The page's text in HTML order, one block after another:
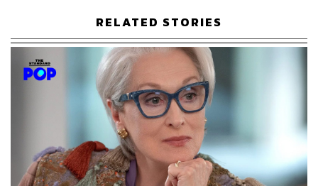
มา โครงสร้างฟองน้ำและตาข่ายต่างๆ แต่ละแบรนด์มีการ
เฉพาะ ซึ่งเจ้าแรกที่ผลิตพัฟฟ์คุชชันออกมาและไม่มีใครลอก
เลียนแบบได้ก็มาจากบริษัท AmorePacific เจ้าเดียวกับที่ผลิต
คุชชันตลับแรกนั่นเอง
ปัจจุบันมีการต่อยอดสร้างนวัตกรรมความงามรูป
แบบใหม่ๆ มาจากคุชชันที่เป็นรองพื้นให้สนุกและใช้งานได้
หลากหลายขึ้น เช่น มีคุชชันสำหรับเขียนคิ้วจากแบรนด์
Laneige ที่ทำออกมาเจ้าแรกๆ และคุชชันที่เป็นไฮไลเตอร์ ใช้
RELATED STORIES